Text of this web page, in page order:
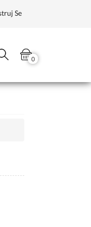
Se
0